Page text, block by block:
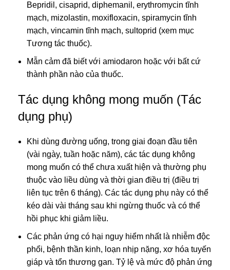
Bepridil, cisaprid, diphemanil, erythromycin tĩnh
mạch, mizolastin, moxifloxacin, spiramycin tĩnh
mạch, vincamin tĩnh mạch, sultoprid (xem mục
Tương tác thuốc).
Mẫn cảm đã biết với amiodaron hoặc với bất cứ
thành phần nào của thuốc.
Tác dụng không mong muốn (Tác
dụng phụ)
Khi dùng đường uống, trong giai đoạn đầu tiên
(vài ngày, tuần hoặc năm), các tác dụng không
mong muốn có thể chưa xuất hiện và thường phụ
thuộc vào liều dùng và thời gian điều trị (điều trị
liên tục trên 6 tháng). Các tác dụng phụ này có thể
kéo dài vài tháng sau khi ngừng thuốc và có thể
hồi phục khi giảm liều.
Các phản ứng có hại nguy hiểm nhất là nhiễm độc
phổi, bệnh thần kinh, loạn nhịp nặng, xơ hóa tuyến
giáp và tổn thương gan. Tỷ lệ và mức độ phản ứng